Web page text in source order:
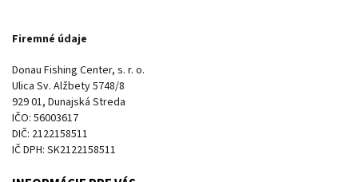
Firemné údaje
Donau Fishing Center, s. r. o.
Ulica Sv. Alžbety 5748/8
929 01, Dunajská Streda
IČO: 56003617
DIČ: 2122158511
IČ DPH: SK2122158511